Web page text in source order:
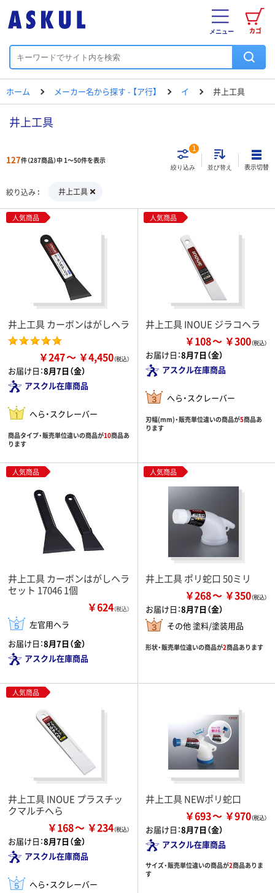
カゴ
メニュー
ホーム メーカー名から探す - 【ア行】 イ 井上工具
井上工具
127件（287商品）中 1～50件を表示
絞り込み
1
並び替え 表示切替
絞り込み 井上工具
人気商品
井上工具 カーボンはがしヘラ
￥247 ￥4,450
お届け日：8月7日（金）
アスクル在庫商品
へら・スクレーバー
商品タイプ・販売単位違いの商品が10商品あ
ります
人気商品
井上工具 INOUE ジラコヘラ
￥108 ￥300
お届け日：8月7日（金）
アスクル在庫商品
へら・スクレーバー
刃幅(mm)・販売単位違いの商品が5商品あ
ります
人気商品
井上工具 カーボンはがしヘラ
セット 17046 1個
￥624（税込）
左官用ヘラ
お届け日：8月7日（金）
アスクル在庫商品
人気商品
井上工具 ポリ蛇口 50ミリ
￥268 ￥350
お届け日：8月7日（金）
その他 塗料/塗装用品
形状・販売単位違いの商品が2商品あります
人気商品
井上工具 INOUE プラスチッ
クマルチへら
￥168 ￥234
お届け日：8月7日（金）
アスクル在庫商品
へら・スクレーバー
井上工具 NEWポリ蛇口
￥693 ￥970
お届け日：8月7日（金）
アスクル在庫商品
サイズ・販売単位違いの商品が2商品ありま
す